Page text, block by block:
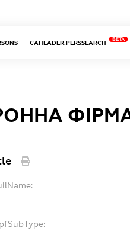
CAHEADER.PERSSEARCH
BETA